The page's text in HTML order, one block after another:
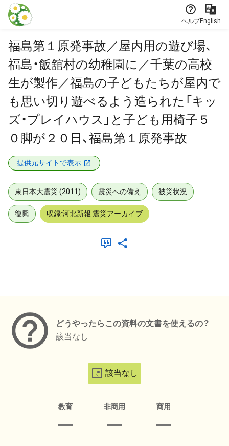
本文に飛ぶ
ヘルプEnglish
福島第１原発事故／屋内用の遊び場、
福島・飯舘村の幼稚園に／千葉の高校
生が製作／福島の子どもたちが屋内で
も思い切り遊べるよう造られた「キッ
ズ・プレイハウス」と子ども用椅子５
０脚が２０日、福島第１原発事故
提供元サイトで表示
東日本大震災 (2011) 震災への備え 被災状況
復興 収録:河北新報 震災アーカイブ
どうやったらこの資料の文書を使えるの？
該当なし
該当なし
教育 非商用 商用